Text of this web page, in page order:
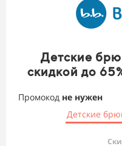
Детские
скидкой до
Промокод не нужен
Детские